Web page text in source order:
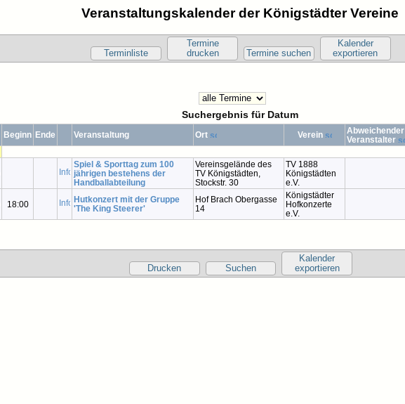
Veranstaltungskalender der Königstädter Vereine
Terminliste
Termine
drucken
Termine suchen
Kalender
exportieren
Suchergebnis für Datum
Beginn Ende Veranstaltung Ort Verein
Abweichender
Veranstalter
Spiel & Sporttag zum 100
jährigen bestehens der
Handballabteilung
Vereinsgelände des
TV Königstädten,
Stockstr. 30
TV 1888
Königstädten
e.V.
18:00
Hutkonzert mit der Gruppe
'The King Steerer'
Hof Brach Obergasse
14
Königstädter
Hofkonzerte
e.V.
Drucken Suchen
Kalender
exportieren